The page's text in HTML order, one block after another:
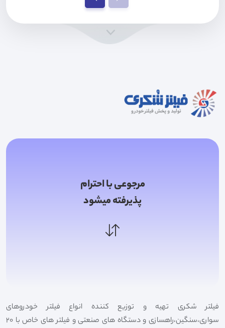
مرجوعی با احترام
پذیرفته میشود
فیلتر شکری تهیه و توزیع کننده انواع فیلتر خودروهای
سواری،سنگین،راهسازی و دستگاه های صنعتی و فیلتر های خاص با 20